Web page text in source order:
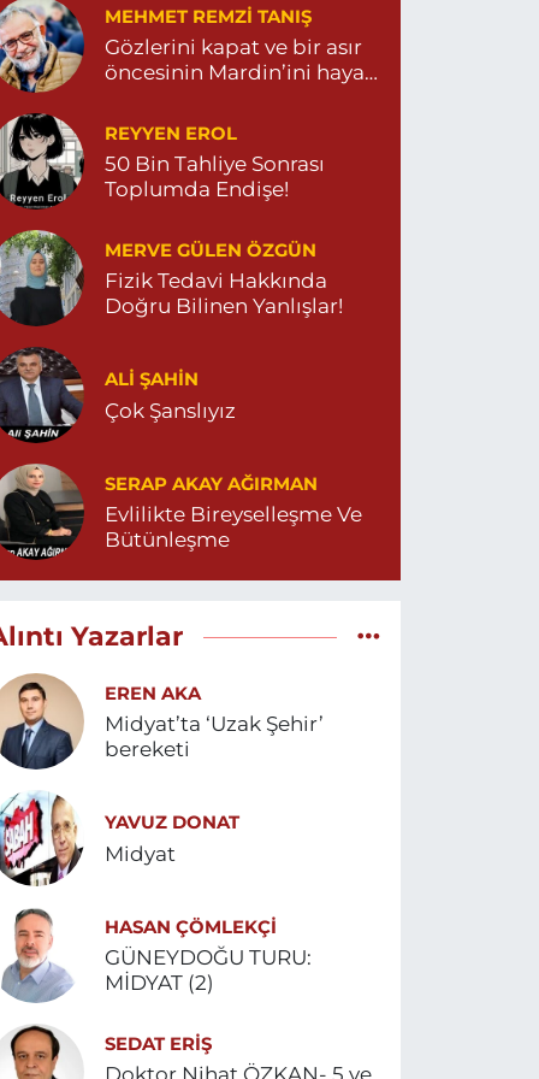
MEHMET REMZI TANIŞ
Gözlerini kapat ve bir asır
öncesinin Mardin’ini hayal
REYYEN EROL
50 Bin Tahliye Sonrası
Toplumda Endişe!
MERVE GÜLEN ÖZGÜN
Fizik Tedavi Hakkında
Doğru Bilinen Yanlışlar!
ALI ŞAHİN
Çok Şanslıyız
SERAP AKAY AĞIRMAN
Evlilikte Bireyselleşme Ve
Bütünleşme
Yazarlar
EREN AKA
Midyat’ta ‘Uzak Şehir’
bereketi
YAVUZ DONAT
Midyat
HASAN ÇÖMLEKÇİ
GÜNEYDOĞU TURU:
MİDYAT (2)
SEDAT ERİŞ